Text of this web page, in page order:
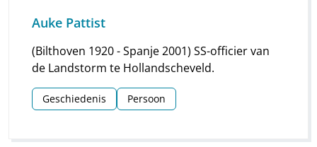
Auke Pattist
(Bilthoven 1920 - Spanje 2001) SS-officier van
de Landstorm te Hollandscheveld.
Geschiedenis Persoon